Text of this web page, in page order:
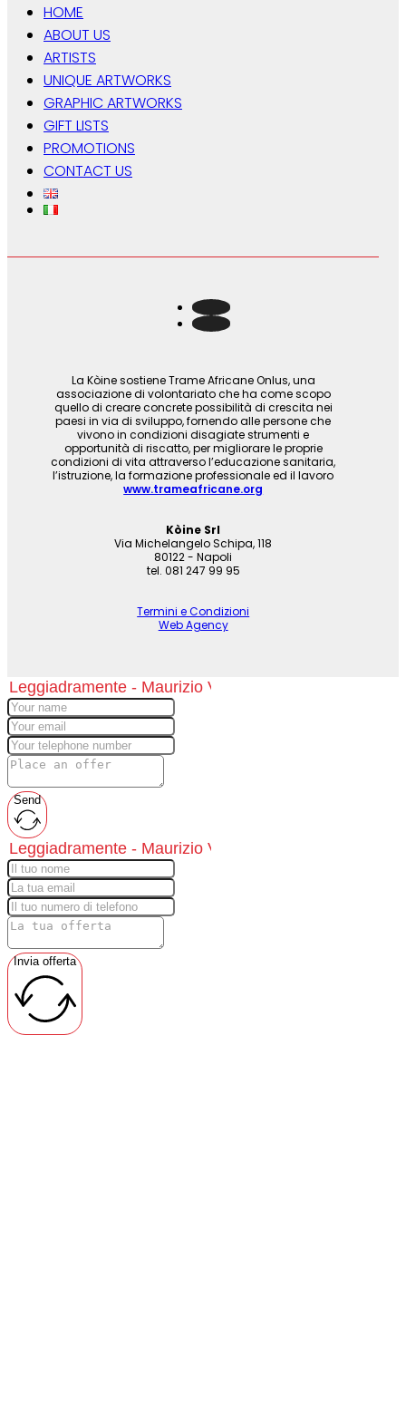
HOME
ABOUT US
ARTISTS
UNIQUE ARTWORKS
GRAPHIC ARTWORKS
GIFT LISTS
PROMOTIONS
CONTACT US
La Kòine sostiene Trame Africane Onlus, una
associazione di volontariato che ha come scopo
quello di creare concrete possibilità di crescita nei
paesi in via di sviluppo, fornendo alle persone che
vivono in condizioni disagiate strumenti e
opportunità di riscatto, per migliorare le proprie
condizioni di vita attraverso l’educazione sanitaria,
l’istruzione, la formazione professionale ed il lavoro
www.trameafricane.org
Kòine Srl
Via Michelangelo Schipa, 118
80122 - Napoli
tel. 081 247 99 95
Termini e Condizioni
Web Agency
Send
Invia offerta